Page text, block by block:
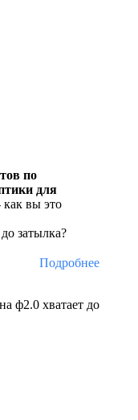
по
для
как вы это
затылка?
Подробнее
ф2.0 хватает до